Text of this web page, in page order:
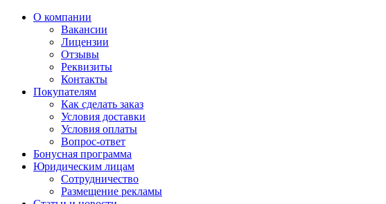
О компании
Вакансии
Лицензии
Отзывы
Реквизиты
Контакты
Покупателям
Как сделать заказ
Условия доставки
Условия оплаты
Вопрос-ответ
Бонусная программа
Юридическим лицам
Сотрудничество
Размещение рекламы